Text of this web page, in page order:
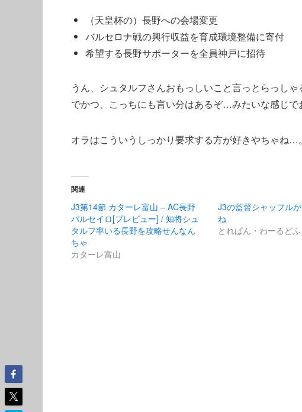
（天皇杯の）長野への会場変更
バルセロナ戦の興行収益を育成環境整備に寄付
希望する長野サポーターを全員神戸に招待
うん、シュタルフさんおもっしいこと言っとらっし
でかつ、こっちにも言い分はあるぞ…みたいな感じで
オラはこういうしっかり要求する方が好きやちゃね…。
関連
J3第14節 カターレ富山 – AC長野
パルセイロ[プレビュー] / 知将シュ
タルフ率いる長野を攻略せんなん
ちゃ
カターレ富山
J3の監督シャッフル
ね
とれぱん・わーるど